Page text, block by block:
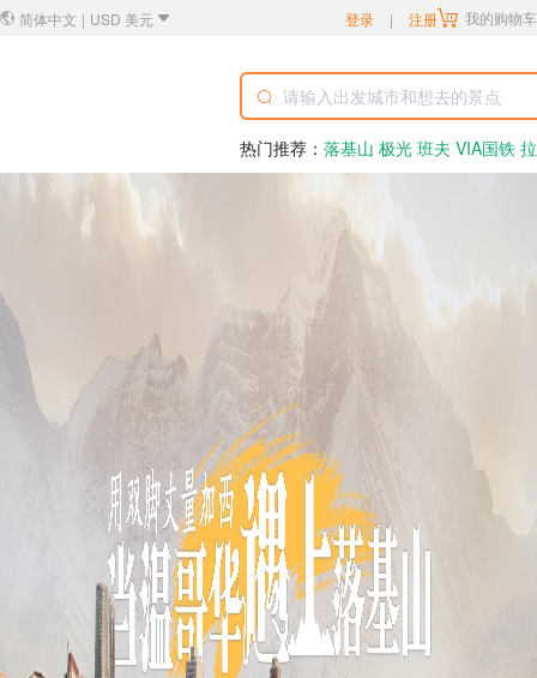
简体中文 | USD 美元 登录 | 注册 我的购物车
热门推荐： 落基山 极光 班夫 VIA国铁